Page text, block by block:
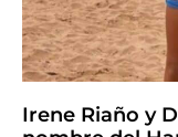
Irene Riaño y